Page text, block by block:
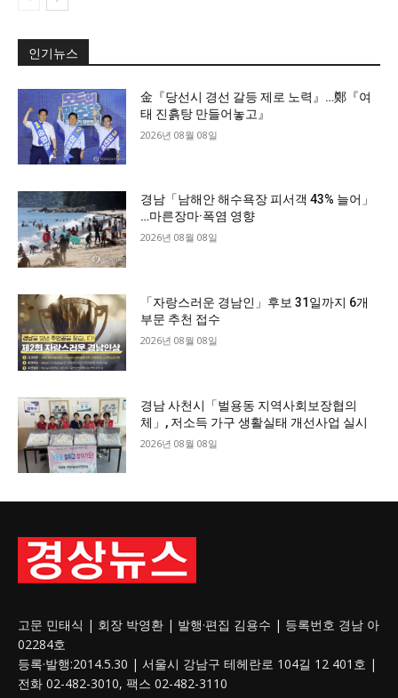
인기뉴스
金『당선시 경선 갈등 제로 노력』…鄭『여
태 진흙탕 만들어놓고』
2026년 08월 08일
경남「남해안 해수욕장 피서객 43% 늘어」
…마른장마·폭염 영향
2026년 08월 08일
「자랑스러운 경남인」후보 31일까지 6개
부문 추천 접수
2026년 08월 08일
경남 사천시「벌용동 지역사회보장협의
체」, 저소득 가구 생활실태 개선사업 실시
2026년 08월 08일
고문 민태식 | 회장 박영환 | 발행·편집 김용수 | 등록번호 경남 아
02284호
등록·발행:2014.5.30 | 서울시 강남구 테헤란로 104길 12 401호 |
전화 02-482-3010, 팩스 02-482-3110